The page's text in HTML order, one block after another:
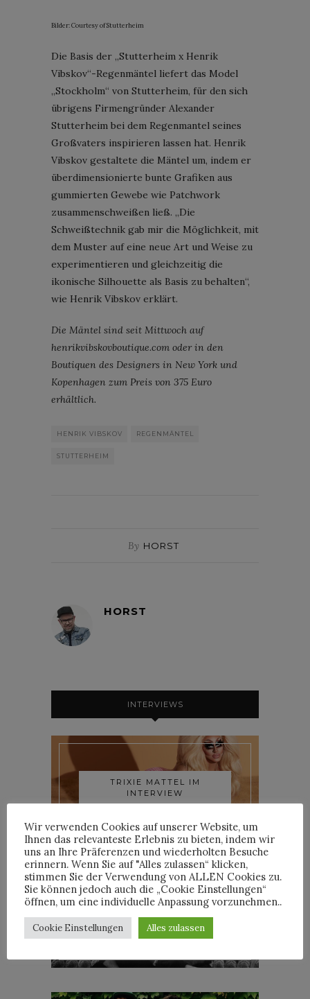
Bilder: Courtesy of Stutterheim
Die Basis der „Stutterheim x Henrik
Vibskov“-Regenmäntel liefert das Model
„Stockholm“ von Stutterheim, für den sich
übrigens Firmengründer Alexander
Stutterheim bei dem Regenmantel seines
Großvaters inspirieren lassen hat. Henrik
Vibskov gestaltete die Mäntel um, indem er
überdimensionierte bunte Grafiken aus
gummierten Gewebe wie Patchwork
zusammenschweißen ließ. „Die
Schweißtechnik gab mir die Möglichkeit, mit
dem Muster auf eine neue Art und Weise zu
experimentieren und gleichzeitig die
ikonische Silhouette als Basis zu behalten“,
wie Henrik Vibskov erklärt.
Die Mäntel sind seit Mittwoch auf
henrikvibskovboutique.com oder in den
Boutiquen des Designers in New York und
Kopenhagen zum Preis von 375 Euro
erhältlich.
HENRIK VIBSKOV REGENMÄNTEL
STUTTERHEIM
By HORST
HORST
INTERVIEWS
TRIXIE MATTEL IM
INTERVIEW
YOANN LEMOINE AKA
Wir verwenden Cookies auf unserer Website, um
Ihnen das relevanteste Erlebnis zu bieten, indem wir
uns an Ihre Präferenzen und wiederholten Besuche
erinnern. Wenn Sie auf "Alles zulassen“ klicken,
stimmen Sie der Verwendung von ALLEN Cookies zu.
Sie können jedoch auch die „Cookie Einstellungen“
öffnen, um eine individuelle Anpassung vorzunehmen..
Cookie Einstellungen Alles zulassen